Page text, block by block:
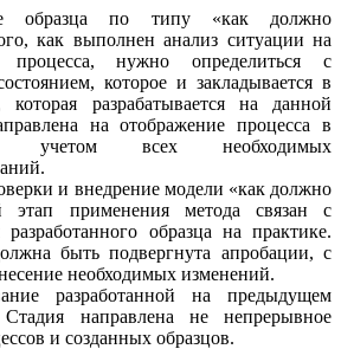
образца по типу «как должно
как выполнен анализ ситуации на
процесса, нужно определиться с
которое и закладывается в
разрабатывается на данной
на отображение процесса в
учетом всех необходимых
и внедрение модели «как должно
этап применения метода связан с
разработанного образца на практике.
быть подвергнута апробации, с
необходимых изменений.
разработанной на предыдущем
направлена не непрерывное
и созданных образцов.